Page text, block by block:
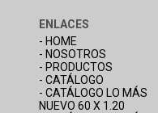
ENLACES
- HOME
- NOSOTROS
- PRODUCTOS
- CATÁLOGO
- CATÁLOGO LO MÁS
NUEVO 60 X 1.20